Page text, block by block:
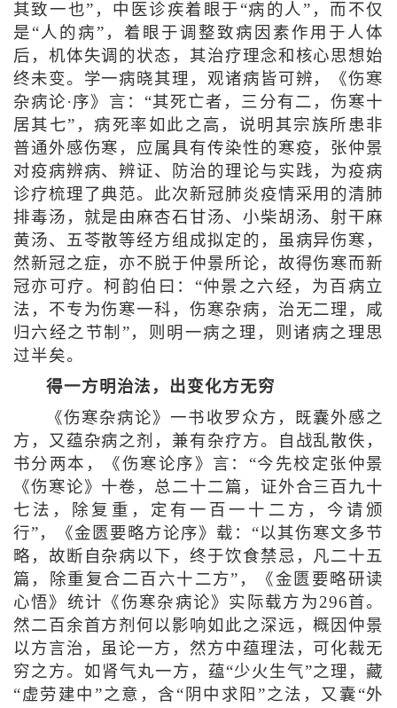
其致一也”，中医诊疾着眼于“病的人”，而不仅
是“人的病”，着眼于调整致病因素作用于人体
后，机体失调的状态，其治疗理念和核心思想始
终未变。学一病晓其理，观诸病皆可辨，《伤寒
杂病论·序》言：“其死亡者，三分有二，伤寒十
居其七”，病死率如此之高，说明其宗族所患非
普通外感伤寒，应属具有传染性的寒疫，张仲景
对疫病辨病、辨证、防治的理论与实践，为疫病
诊疗梳理了典范。此次新冠肺炎疫情采用的清肺
排毒汤，就是由麻杏石甘汤、小柴胡汤、射干麻
黄汤、五苓散等经方组成拟定的，虽病异伤寒，
然新冠之症，亦不脱于仲景所论，故得伤寒而新
冠亦可疗。柯韵伯曰：“仲景之六经，为百病立
法，不专为伤寒一科，伤寒杂病，治无二理，咸
归六经之节制”，则明一病之理，则诸病之理思
过半矣。
得一方明治法，出变化方无穷
《伤寒杂病论》一书收罗众方，既囊外感之
方，又蕴杂病之剂，兼有杂疗方。自战乱散佚，
书分两本，《伤寒论序》言：“今先校定张仲景
《伤寒论》十卷，总二十二篇，证外合三百九十
七法，除复重，定有一百一十二方，今请颁
行”，《金匮要略方论序》载：“以其伤寒文多节
略，故断自杂病以下，终于饮食禁忌，凡二十五
篇，除重复合二百六十二方”，《金匮要略研读
心悟》统计《伤寒杂病论》实际载方为296首。
然二百余首方剂何以影响如此之深远，概因仲景
以方言治，虽论一方，然方中蕴理法，可化裁无
穷之方。如肾气丸一方，蕴“少火生气”之理，藏
“虚劳建中”之意，含“阴中求阳”之法，又囊“外